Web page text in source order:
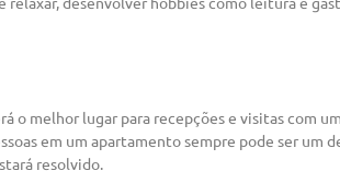
o melhor lugar para recepções e visitas com
em um apartamento sempre pode ser um
resolvido.